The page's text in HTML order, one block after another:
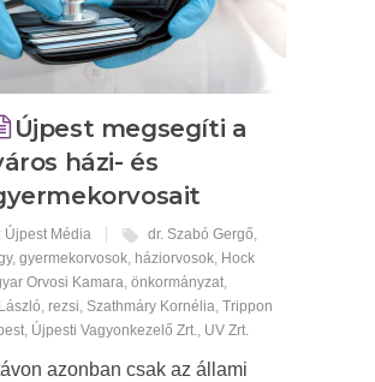
Újpest megsegíti a
házi- és
Újpest Média dr. Szabó Gergő,
, gyermekorvosok, háziorvosok, Hock
Orvosi Kamara, önkormányzat,
, rezsi, Szathmáry Kornélia, Trippon
, Újpesti Vagyonkezelő Zrt., UV Zrt.
azonban csak az állami